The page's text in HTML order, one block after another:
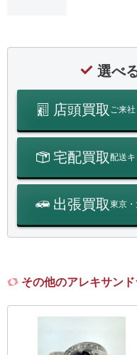
選べ
店頭買取 ご来
宅配買取配送キ
出張買取東京・
その他のアレキサン